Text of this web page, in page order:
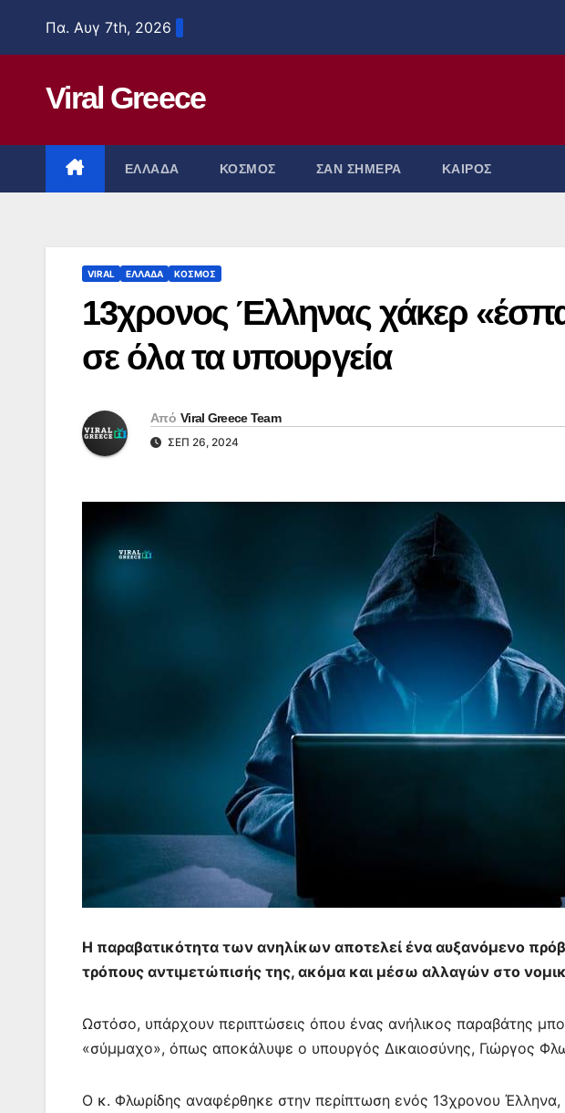
Πα. Αυγ 7th, 2026
Viral Greece
ΕΛΛΑΔΑ ΚΟΣΜΟΣ ΣΑΝ ΣΗΜΕΡΑ ΚΑΙΡΟΣ
VIRAL ΕΛΛΑΔΑ ΚΟΣΜΟΣ
13χρονος Έλληνας χάκερ
σε όλα τα υπουργεία
Από Viral Greece Team
ΣΕΠ 26, 2024
Η παραβατικότητα των ανηλίκων αποτελεί ένα αυξανόμενο
τρόπους αντιμετώπισής της, ακόμα και μέσω αλλαγών στο
Ωστόσο, υπάρχουν περιπτώσεις όπου ένας ανήλικος παραβάτης
«σύμμαχο», όπως αποκάλυψε ο υπουργός Δικαιοσύνης, Γιώργος
Ο κ. Φλωρίδης αναφέρθηκε στην περίπτωση ενός 13χρονου